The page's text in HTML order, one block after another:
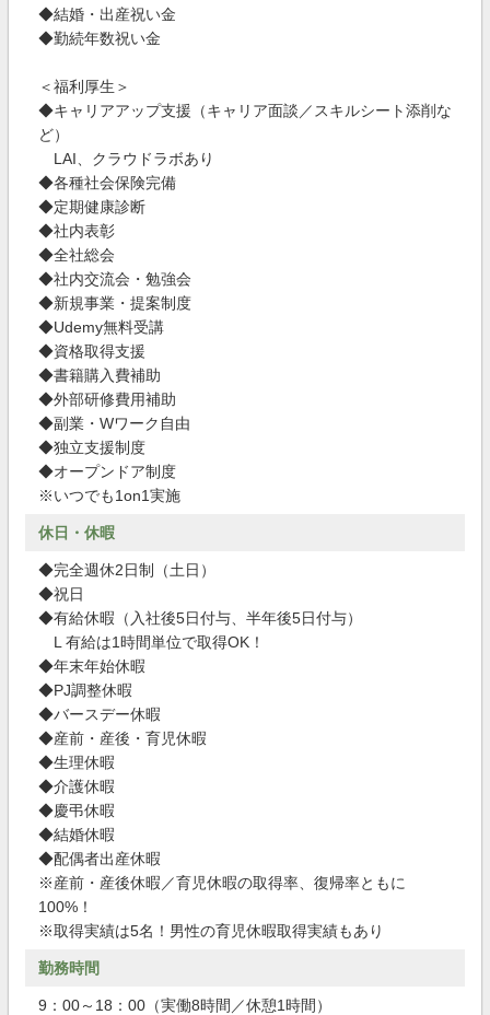
◆結婚・出産祝い金
◆勤続年数祝い金
＜福利厚生＞
◆キャリアアップ支援（キャリア面談／スキルシート添削な
ど）
LAI、クラウドラボあり
◆各種社会保険完備
◆定期健康診断
◆社内表彰
◆全社総会
◆社内交流会・勉強会
◆新規事業・提案制度
◆Udemy無料受講
◆資格取得支援
◆書籍購入費補助
◆外部研修費用補助
◆副業・Wワーク自由
◆独立支援制度
◆オープンドア制度
※いつでも1on1実施
休日・休暇
◆完全週休2日制（土日）
◆祝日
◆有給休暇（入社後5日付与、半年後5日付与）
L 有給は1時間単位で取得OK！
◆年末年始休暇
◆PJ調整休暇
◆バースデー休暇
◆産前・産後・育児休暇
◆生理休暇
◆介護休暇
◆慶弔休暇
◆結婚休暇
◆配偶者出産休暇
※産前・産後休暇／育児休暇の取得率、復帰率ともに
100%！
※取得実績は5名！男性の育児休暇取得実績もあり
勤務時間
9：00～18：00（実働8時間／休憩1時間）